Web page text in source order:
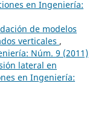
en Ingeniería:
de modelos
verticales ,
Núm. 9 (2011)
lateral en
en Ingeniería: